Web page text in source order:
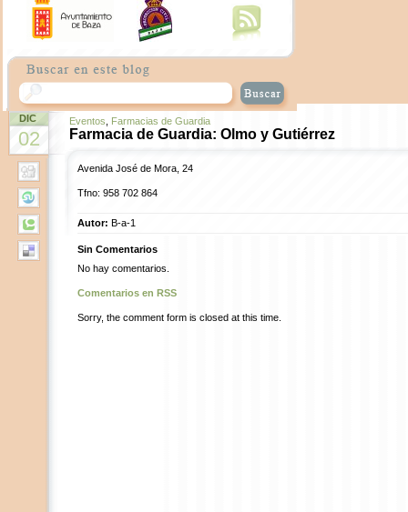
DIC
02
Eventos Farmacias de Guardia
Farmacia de Guardia: Olmo y Gutiérrez
Avenida José de Mora, 24
Tfno: 958 702 864
Autor: B-a-1
Sin Comentarios
No hay comentarios.
Comentarios en RSS
Sorry, the comment form is closed at this time.